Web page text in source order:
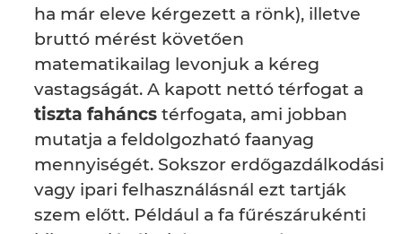
ha már eleve kérgezett a rönk), illetve
bruttó mérést követően
matematikailag levonjuk a kéreg
vastagságát. A kapott nettó térfogat a
tiszta faháncs térfogata, ami jobban
mutatja a feldolgozható faanyag
mennyiségét. Sokszor erdőgazdálkodási
vagy ipari felhasználásnál ezt tartják
szem előtt. Például a fa fűrészárukénti